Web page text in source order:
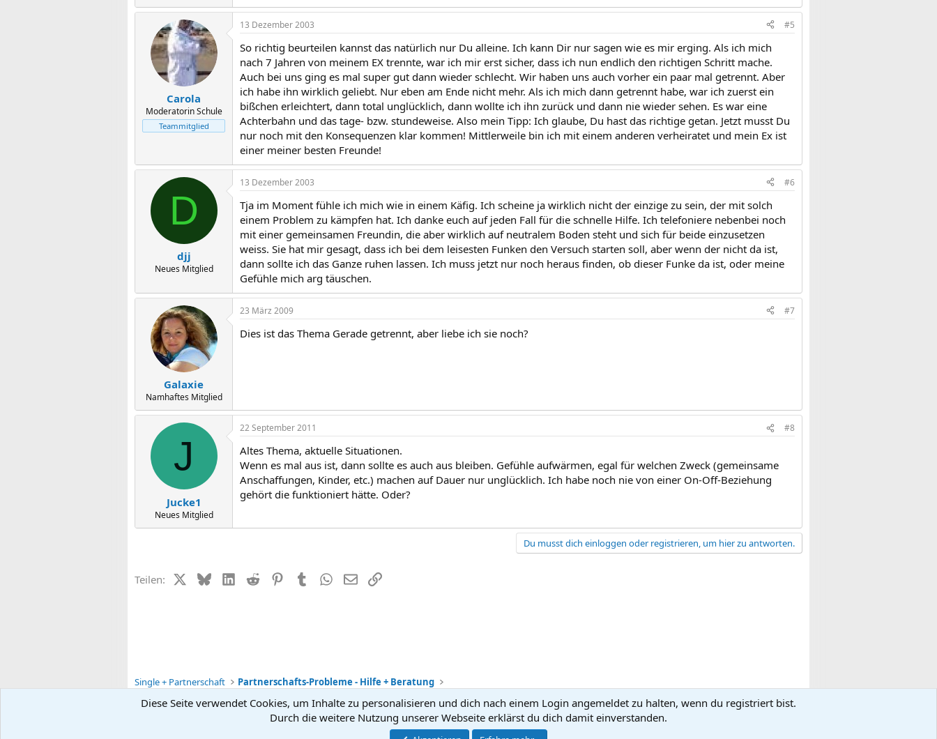
Carola
Moderatorin Schule
Teammitglied
13 Dezember 2003 #5
So richtig beurteilen kannst das natürlich nur Du alleine. Ich kann Dir nur sagen wie es mir erging. Als ich mich
nach 7 Jahren von meinem EX trennte, war ich mir erst sicher, dass ich nun endlich den richtigen Schritt mache.
Auch bei uns ging es mal super gut dann wieder schlecht. Wir haben uns auch vorher ein paar mal getrennt. Aber
ich habe ihn wirklich geliebt. Nur eben am Ende nicht mehr. Als ich mich dann getrennt habe, war ich zuerst ein
bißchen erleichtert, dann total unglücklich, dann wollte ich ihn zurück und dann nie wieder sehen. Es war eine
Achterbahn und das tage- bzw. stundeweise. Also mein Tipp: Ich glaube, Du hast das richtige getan. Jetzt musst Du
nur noch mit den Konsequenzen klar kommen! Mittlerweile bin ich mit einem anderen verheiratet und mein Ex ist
einer meiner besten Freunde!
D
djj
Neues Mitglied
13 Dezember 2003 #6
Tja im Moment fühle ich mich wie in einem Käfig. Ich scheine ja wirklich nicht der einzige zu sein, der mit solch
einem Problem zu kämpfen hat. Ich danke euch auf jeden Fall für die schnelle Hilfe. Ich telefoniere nebenbei noch
mit einer gemeinsamen Freundin, die aber wirklich auf neutralem Boden steht und sich für beide einzusetzen
weiss. Sie hat mir gesagt, dass ich bei dem leisesten Funken den Versuch starten soll, aber wenn der nicht da ist,
dann sollte ich das Ganze ruhen lassen. Ich muss jetzt nur noch heraus finden, ob dieser Funke da ist, oder meine
Gefühle mich arg täuschen.
Galaxie
Namhaftes Mitglied
23 März 2009 #7
Dies ist das Thema Gerade getrennt, aber liebe ich sie noch?
J
Jucke1
Neues Mitglied
22 September 2011 #8
Altes Thema, aktuelle Situationen.
Wenn es mal aus ist, dann sollte es auch aus bleiben. Gefühle aufwärmen, egal für welchen Zweck (gemeinsame
Anschaffungen, Kinder, etc.) machen auf Dauer nur unglücklich. Ich habe noch nie von einer On-Off-Beziehung
gehört die funktioniert hätte. Oder?
Du musst dich einloggen oder registrieren, um hier zu antworten.
Teilen: X (Twitter)
BlueskyLinkedIn
Reddit PinterestTumblrWhatsApp
E-MailLink
Single + Partnerschaft Partnerschafts-Probleme - Hilfe + Beratung
Kontakt Nutzungsbedingungen Datenschutz
®
Diese Seite verwendet Cookies, um Inhalte zu personalisieren und dich nach einem Login angemeldet zu halten, wenn du registriert bist.
Durch die weitere Nutzung unserer Webseite erklärst du dich damit einverstanden.